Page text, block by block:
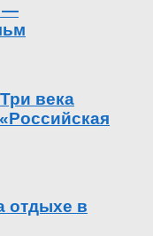
—
века
отдыхе в